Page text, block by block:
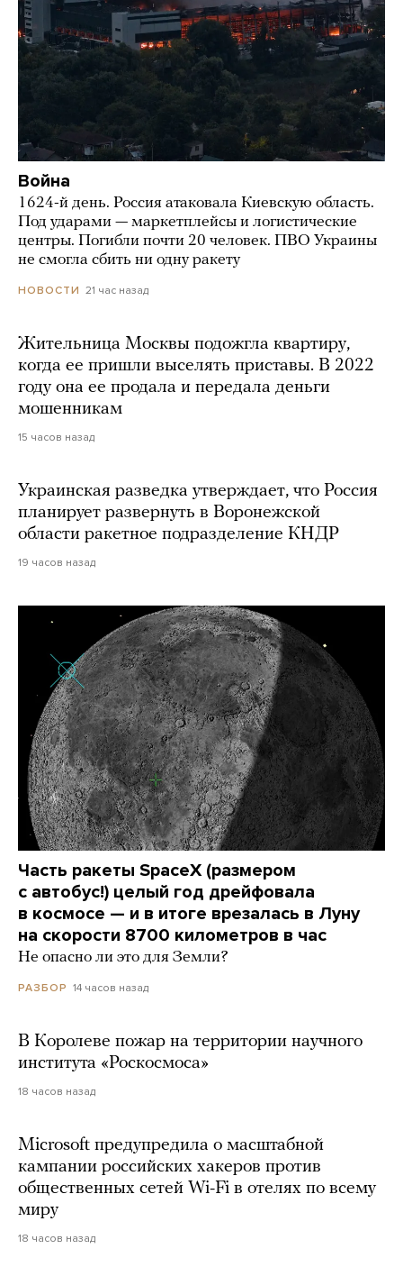
Война
1624-й день. Россия атаковала Киевскую область.
Под ударами — маркетплейсы и логистические
центры. Погибли почти 20 человек. ПВО Украины
не смогла сбить ни одну ракету
НОВОСТИ 21 час назад
Жительница Москвы подожгла квартиру,
когда ее пришли выселять приставы. В 2022
году она ее продала и передала деньги
мошенникам
15 часов назад
Украинская разведка утверждает, что Россия
планирует развернуть в Воронежской
области ракетное подразделение КНДР
19 часов назад
Часть ракеты SpaceX (размером
с автобус!) целый год дрейфовала
в космосе — и в итоге врезалась в Луну
на скорости 8700 километров в час
Не опасно ли это для Земли?
РАЗБОР 14 часов назад
В Королеве пожар на территории научного
института «Роскосмоса»
18 часов назад
Microsoft предупредила о масштабной
кампании российских хакеров против
общественных сетей Wi-Fi в отелях по всему
миру
18 часов назад